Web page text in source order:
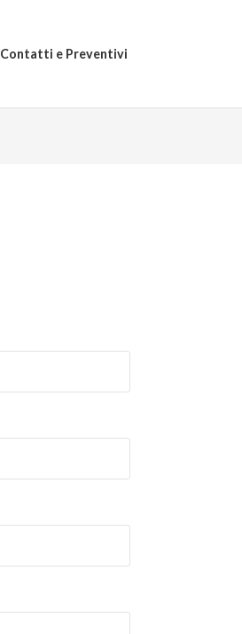
Contatti e Preventivi